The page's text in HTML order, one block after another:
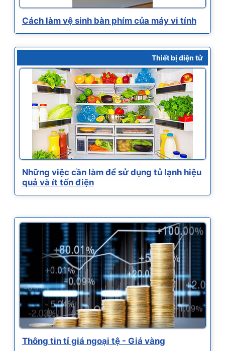
Cách làm vệ sinh bàn phím của máy vi tính
Thiết bị điện tử
Những việc cần làm để sử dụng tủ lạnh hiệu
quả và ít tốn điện
Thông tin tỉ giá ngoại tệ - Giá vàng